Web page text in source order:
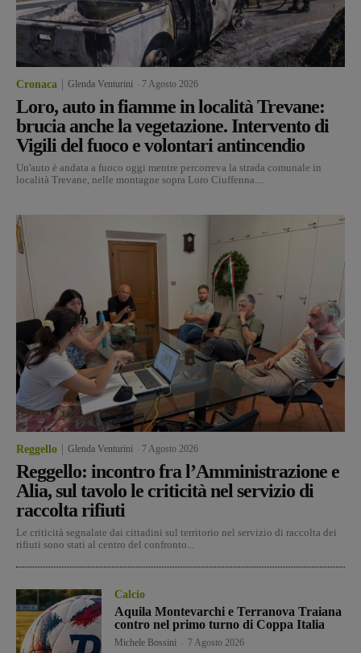
Cronaca Glenda Venturini 7 Agosto 2026
Loro, auto in fiamme in località Trevane:
brucia anche la vegetazione. Intervento di
Vigili del fuoco e volontari antincendio
Un'auto è andata a fuoco oggi mentre percorreva la strada comunale in
località Trevane, nelle montagne sopra Loro Ciuffenna....
Reggello Glenda Venturini 7 Agosto 2026
Reggello: incontro fra l’Amministrazione e
Alia, sul tavolo le criticità nel servizio di
raccolta rifiuti
Le criticità segnalate dai cittadini sul territorio nel servizio di raccolta dei
rifiuti sono stati al centro del confronto...
Calcio
Aquila Montevarchi e Terranova Traiana
contro nel primo turno di Coppa Italia
Michele Bossini 7 Agosto 2026